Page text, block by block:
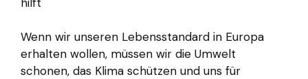
Wenn wir unseren Lebensstandard in Europa
erhalten wollen, müssen wir die Umwelt
schonen, das Klima schützen und uns für